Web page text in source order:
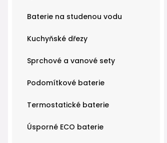
Baterie na studenou vodu
Kuchyňské dřezy
Sprchové a vanové sety
Podomítkové baterie
Termostatické baterie
Úsporné ECO baterie